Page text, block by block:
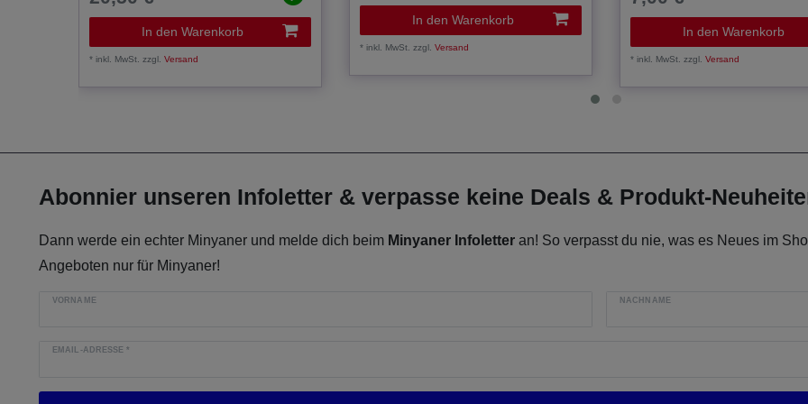
In den Warenkorb
*inkl. MwSt. zzgl.Versand
In den Warenkorb
*inkl. MwSt. zzgl.Versand
In den Warenkorb
*inkl. MwSt. zzgl.Versand
Abonnier unseren Infoletter & verpasse keine Deals & Produkt-
Dann werde ein echter Minyaner und melde dich beim Minyaner Infoletter an! So verpasst du nie, was es Neues im
Angeboten nur für Minyaner!
VORNAME NACHNAME
EMAIL-ADRESSE*